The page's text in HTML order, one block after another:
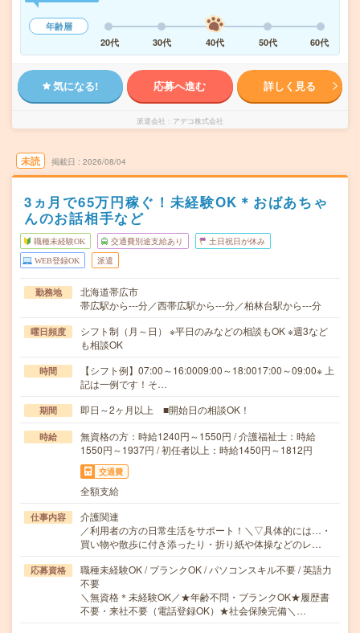
年齢層
20代
30代 40代 50代 60代
気になる! 応募へ進む 詳しく見る
派遣会社 アデコ株式会社
未読 掲載日 2026/08/04
3ヵ月で65万円稼ぐ！未経験OK＊おばあちゃ
んのお話相手など
職種未経験OK 交通費別途支給あり 土日祝日が休み
WEB登録OK 派遣
勤務地
北海道帯広市
帯広駅から---分／西帯広駅から---分／柏林台駅から---分
曜日頻度
シフト制（月～日） ※平日のみなどの相談もOK ※週3など
も相談OK
時間
【シフト例】07:00～16:0009:00～18:0017:00～09:00※ 上
記は一例です！そ…
期間 即日～2ヶ月以上 ■開始日の相談OK！
時給
無資格の方：時給1240円～1550円 / 介護福祉士：時給
1550円～1937円 / 初任者以上：時給1450円～1812円
交通費
全額支給
仕事内容
介護関連
／利用者の方の日常生活をサポート！＼▽具体的には…・
買い物や散歩に付き添ったり・折り紙や体操などのレ…
応募資格
職種未経験OK / ブランクOK / パソコンスキル不要 / 英語力
不要
＼無資格＊未経験OK／★年齢不問・ブランクOK★履歴書
不要・来社不要（電話登録OK）★社会保険完備＼…